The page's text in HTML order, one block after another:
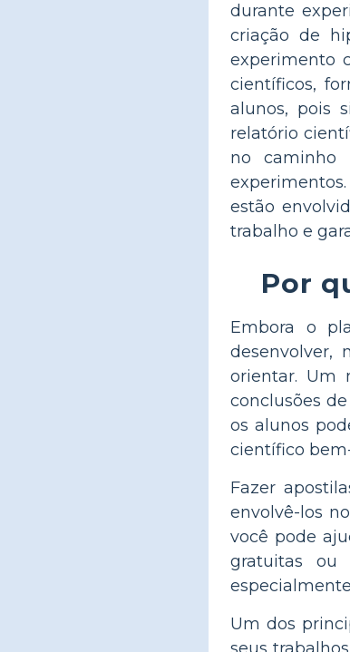
durante
criação de
experimento
científicos,
alunos, pois
relatório
no caminho
estão
trabalho e
Por
Embora o
desenvolver,
orientar. Um
conclusões
os alunos
científico
Fazer
envolvê-los
você pode
gratuitas ou
Um dos